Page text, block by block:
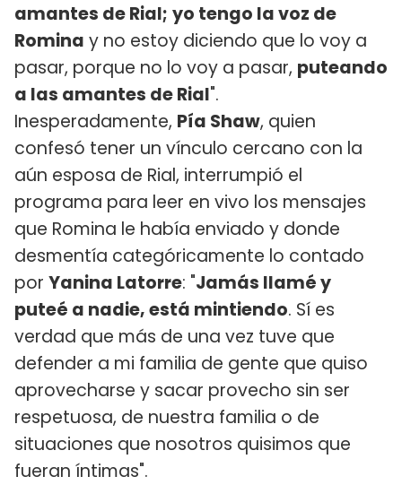
amantes de Rial; yo tengo la voz de
Romina y no estoy diciendo que lo voy a
pasar, porque no lo voy a pasar, puteando
a las amantes de Rial".
Inesperadamente, Pía Shaw, quien
confesó tener un vínculo cercano con la
aún esposa de Rial, interrumpió el
programa para leer en vivo los mensajes
que Romina le había enviado y donde
desmentía categóricamente lo contado
por Yanina Latorre: "Jamás llamé y
puteé a nadie, está mintiendo. Sí es
verdad que más de una vez tuve que
defender a mi familia de gente que quiso
aprovecharse y sacar provecho sin ser
respetuosa, de nuestra familia o de
situaciones que nosotros quisimos que
fueran íntimas".